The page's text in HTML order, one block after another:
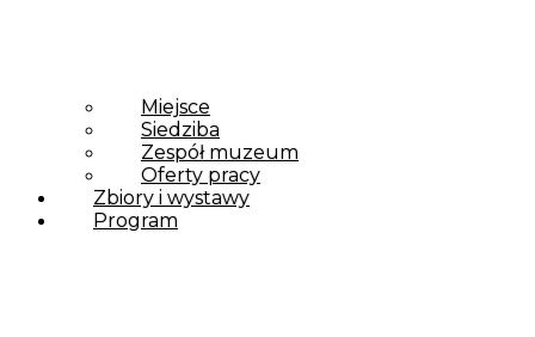
Miejsce
Siedziba
Zespół muzeum
Oferty pracy
Zbiory i wystawy
Program